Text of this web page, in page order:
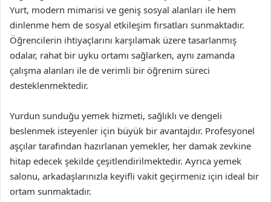
Yurt, modern mimarisi ve geniş sosyal alanları ile hem
dinlenme hem de sosyal etkileşim fırsatları sunmaktadır.
Öğrencilerin ihtiyaçlarını karşılamak üzere tasarlanmış
odalar, rahat bir uyku ortamı sağlarken, aynı zamanda
çalışma alanları ile de verimli bir öğrenim süreci
desteklenmektedir.
Yurdun sunduğu yemek hizmeti, sağlıklı ve dengeli
beslenmek isteyenler için büyük bir avantajdır. Profesyonel
aşçılar tarafından hazırlanan yemekler, her damak zevkine
hitap edecek şekilde çeşitlendirilmektedir. Ayrıca yemek
salonu, arkadaşlarınızla keyifli vakit geçirmeniz için ideal bir
ortam sunmaktadır.